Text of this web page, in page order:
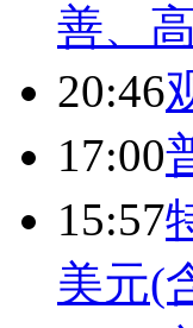
善、
20:46
17:00
15:57
美元(